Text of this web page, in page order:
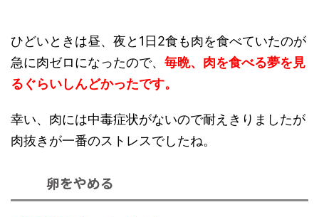
ひどいときは昼、夜と1日2食も肉を食べていたのが
急に肉ゼロになったので、 毎晩、肉を食べる夢を見
るぐらいしんどかったです。
幸い、肉には中毒症状がないので耐えきりましたが
肉抜きが一番のストレスでしたね。
卵をやめる